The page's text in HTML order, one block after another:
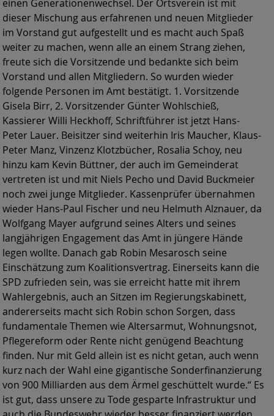
einen Generationenwechsel. Der Ortsverein ist mit
dieser Mischung aus erfahrenen und neuen Mitglieder
im Vorstand gut aufgestellt und es macht auch Spaß
weiter zu machen, wenn alle an einem Strang ziehen,
freute sich die Vorsitzende und bedankte sich beim
Vorstand und allen Mitgliedern. So wurden wieder
folgende Personen im Amt bestätigt. 1. Vorsitzende
Gisela Birr, 2. Vorsitzender Günter Wohlschieß,
Kassierer Willi Heckhoff, Schriftführer ist jetzt Hans-
Peter Lauer. Beisitzer sind weiterhin Iris Maucher, Klaus-
Peter Manz, Vinzenz Klotzbücher, Rosalia Schoy, neu
hinzu kam Kevin Büttner, der auch im Gemeinderat
vertreten ist und mit Niels Pecho und David Buckmeier
noch zwei junge Mitglieder. Kassenprüfer übernahmen
wieder Hans-Paul Fischer und neu Helmuth Alznauer, da
Wolfgang Mayer aufgrund seines Alters und seines
langjährigen Engagement das Amt in jüngere Hände
legen wollte. Danach gab Robin Mesarosch seine
Einschätzung zum Koalitionsvertrag. Einerseits kann die
SPD zufrieden sein, was sie erreicht hatte mit ihrem
Wahlergebnis, auch an Sitzen im Regierungskabinett,
andererseits macht sich Robin schon Sorgen, dass
fundamentale Themen wie Altersarmut, Wohnungsnot,
Pflegereform oder Rente nicht genügend Beachtung
finden. Nur mit Geld allein ist es nicht getan, auch wenn
kurz nach der Wahl eine gigantische Sonderfinanzierung
von 900 Milliarden aus dem Ärmel geschüttelt wurde.“ Es
ist gut, dass unsere zu Tode gesparte Infrastruktur und